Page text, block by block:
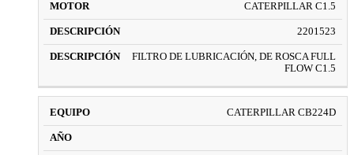
CATERPILLAR C1.5
2201523
FILTRO DE LUBRICACIÓN, DE ROSCA FULL
FLOW C1.5
CATERPILLAR CB224D